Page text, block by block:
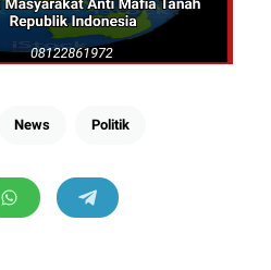
News Politik